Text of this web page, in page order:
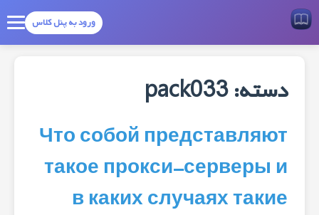
ورود به پنل کلاس
دسته:pack033
Что собой представляют
такое прокси-серверы и
в каких случаях такие